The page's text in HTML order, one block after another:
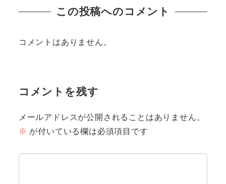
この投稿へのコメント
コメントはありません。
コメントを残す
メールアドレスが公開されることはありません。
※ が付いている欄は必須項目です